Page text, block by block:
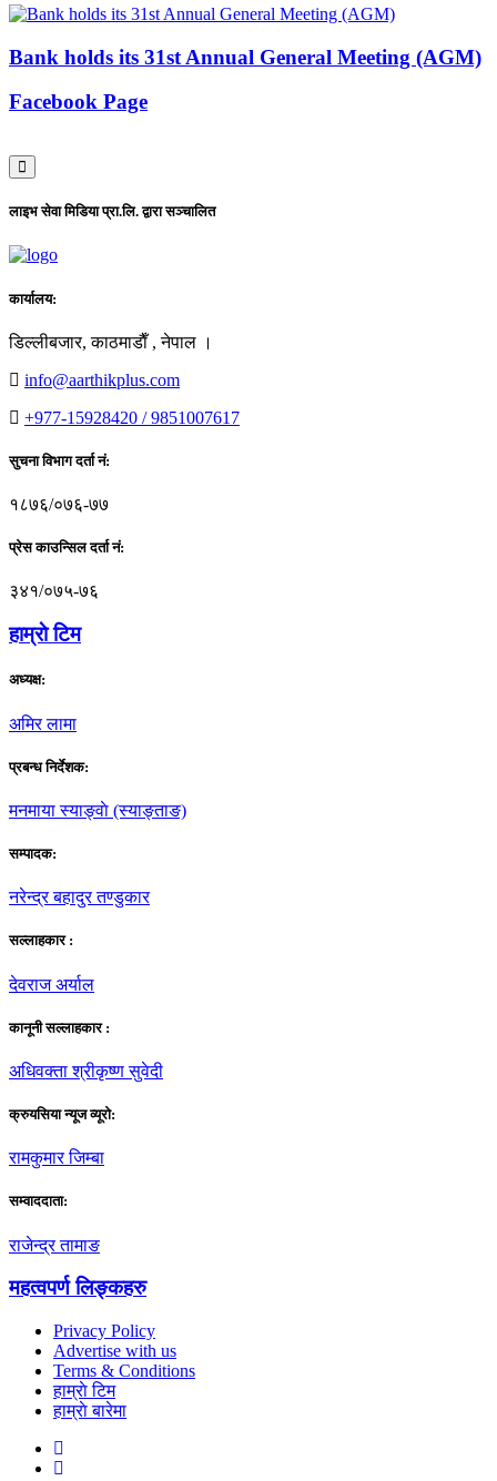
Bank holds its 31st Annual General Meeting (AGM)
Facebook Page
लाइभ सेवा मिडिया प्रा.लि. द्वारा सञ्चालित
कार्यालय:
डिल्लीबजार, काठमाडाैँ , नेपाल ।
info@aarthikplus.com
+977-15928420 / 9851007617
सुचना विभाग दर्ता नं:
१८७६/०७६-७७
प्रेस काउन्सिल दर्ता नं:
३४१/०७५-७६
हाम्राे टिम
अध्यक्ष:
अमिर लामा
प्रबन्ध निर्देशक:
मनमाया स्याङ्वाे (स्याङ्ताङ)
सम्पादक:
नरेन्द्र बहादुर तण्डुकार
सल्लाहकार :
देवराज अर्याल
कानूनी सल्लाहकार :
अधिवक्ता श्रीकृष्ण सुवेदी
क्रुयसिया न्यूज व्यूराे:
रामकुमार जिम्बा
सम्वाददाता:
राजेन्द्र तामाङ
महत्वपर्ण लिङ्कहरु
Privacy Policy
Advertise with us
Terms & Conditions
हाम्राे टिम
हाम्राे बारेमा